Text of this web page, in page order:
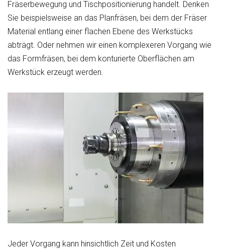
Fräserbewegung und Tischpositionierung handelt. Denken
Sie beispielsweise an das Planfräsen, bei dem der Fräser
Material entlang einer flachen Ebene des Werkstücks
abträgt. Oder nehmen wir einen komplexeren Vorgang wie
das Formfräsen, bei dem konturierte Oberflächen am
Werkstück erzeugt werden.
Jeder Vorgang kann hinsichtlich Zeit und Kosten